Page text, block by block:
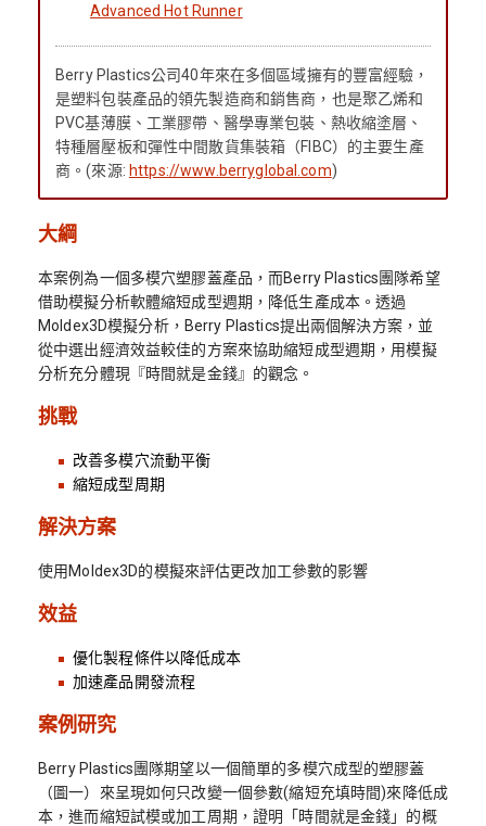
Advanced Hot Runner
Berry Plastics公司40年來在多個區域擁有的豐富經驗，
是塑料包裝產品的領先製造商和銷售商，也是聚乙烯和
PVC基薄膜、工業膠帶、醫學專業包裝、熱收縮塗層、
特種層壓板和彈性中間散貨集裝箱（FIBC）的主要生產
商。(來源: https://www.berryglobal.com)
大綱
本案例為一個多模穴塑膠蓋產品，而Berry Plastics團隊希望
借助模擬分析軟體縮短成型週期，降低生產成本。透過
Moldex3D模擬分析，Berry Plastics提出兩個解決方案，並
從中選出經濟效益較佳的方案來協助縮短成型週期，用模擬
分析充分體現『時間就是金錢』的觀念。
挑戰
改善多模穴流動平衡
縮短成型周期
解決方案
使用Moldex3D的模擬來評估更改加工參數的影響
效益
優化製程條件以降低成本
加速產品開發流程
案例研究
Berry Plastics團隊期望以一個簡單的多模穴成型的塑膠蓋
（圖一）來呈現如何只改變一個參數(縮短充填時間)來降低成
本，進而縮短試模或加工周期，證明「時間就是金錢」的概